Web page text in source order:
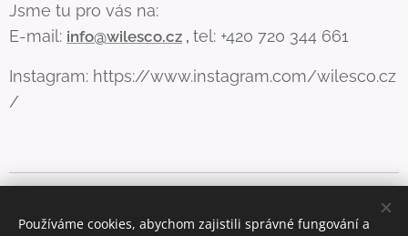
Jsme tu pro vás na:
E-mail: info@wilesco.cz , tel: +420 720 344 661
Instagram: https://www.instagram.com/wilesco.cz
/
cookies. Více info zde
Používáme cookies, abychom zajistili správné fungování a